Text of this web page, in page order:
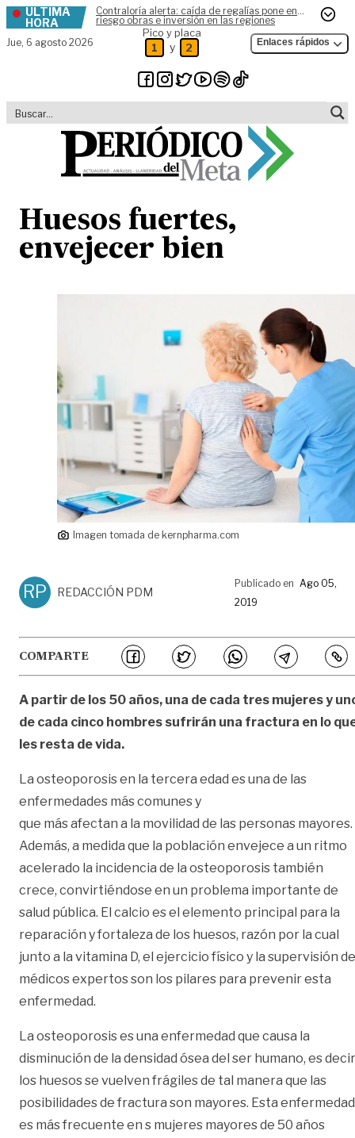
Skip to content
ÚLTIMA
HORA
Contraloría alerta: caída de regalías pone en
riesgo obras e inversión en las regiones
Jue, 6 agosto 2026
Pico y placa
1 y 2 Enlaces rápidos
Huesos fuertes,
envejecer bien
Imagen tomada de kernpharma.com
RP REDACCIÓN PDM
Publicado en Ago 05,
2019
COMPARTE
A partir de los 50 años, una de cada tres mujeres y
de cada cinco hombres sufrirán una fractura en lo
les resta de vida.
La osteoporosis en la tercera edad es una de las
enfermedades más comunes y
que más afectan a la movilidad de las personas mayores.
Además, a medida que la población envejece a un ritmo
acelerado la incidencia de la osteoporosis también
crece, convirtiéndose en un problema importante de
salud pública. El calcio es el elemento principal para la
reparación y fortaleza de los huesos, razón por la cual
junto a la vitamina D, el ejercicio físico y la supervisión de
médicos expertos son los pilares para prevenir esta
enfermedad.
La osteoporosis es una enfermedad que causa la
disminución de la densidad ósea del ser humano, es
los huesos se vuelven frágiles de tal manera que las
posibilidades de fractura son mayores. Esta enfermedad
es más frecuente en s mujeres mayores de 50 años